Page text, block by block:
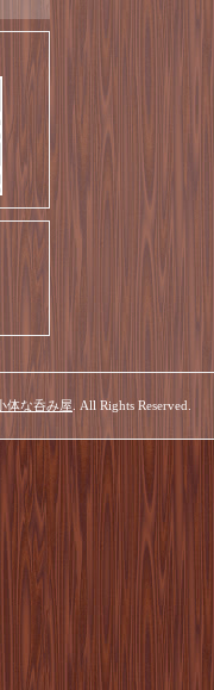
体な呑み屋 . All Rights Reserved.